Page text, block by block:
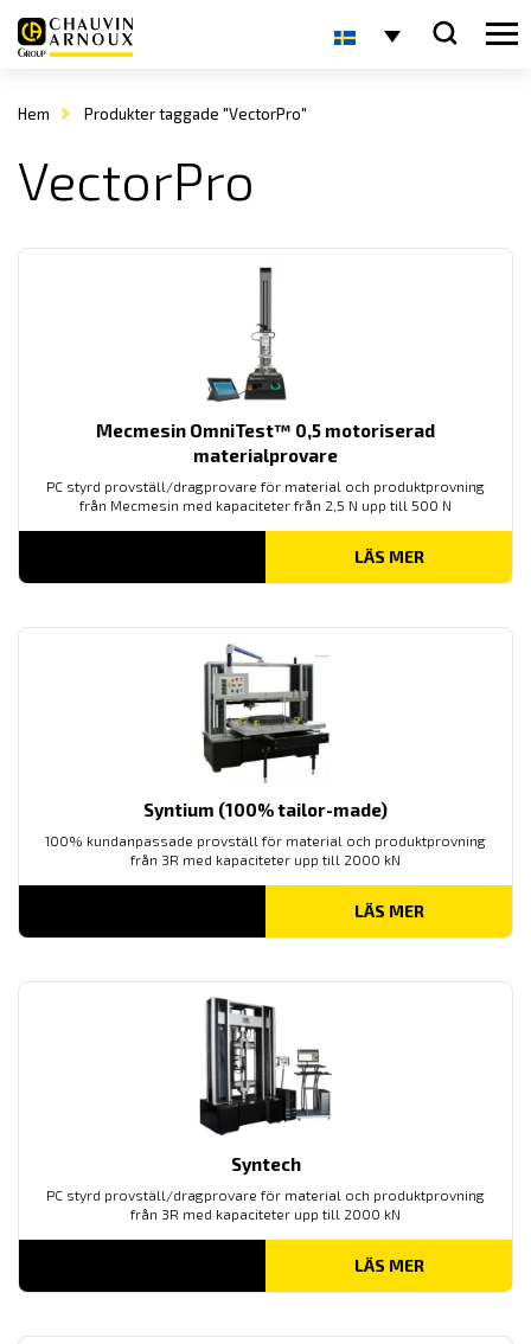
Hem Produkter taggade "VectorPro"
VectorPro
Mecmesin OmniTest™ 0,5 motoriserad
materialprovare
PC styrd provställ/dragprovare för material och produktprovning
från Mecmesin med kapaciteter från 2,5 N upp till 500 N
LÄS MER
Syntium (100% tailor-made)
100% kundanpassade provställ för material och produktprovning
från 3R med kapaciteter upp till 2000 kN
LÄS MER
Syntech
PC styrd provställ/dragprovare för material och produktprovning
från 3R med kapaciteter upp till 2000 kN
LÄS MER